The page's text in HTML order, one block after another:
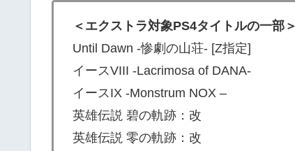
＜エクストラ対象PS4タイトルの一部＞
Until Dawn -惨劇の山荘- [Z指定]
イースVIII -Lacrimosa of DANA-
イースIX -Monstrum NOX –
英雄伝説 碧の軌跡：改
英雄伝説 零の軌跡：改